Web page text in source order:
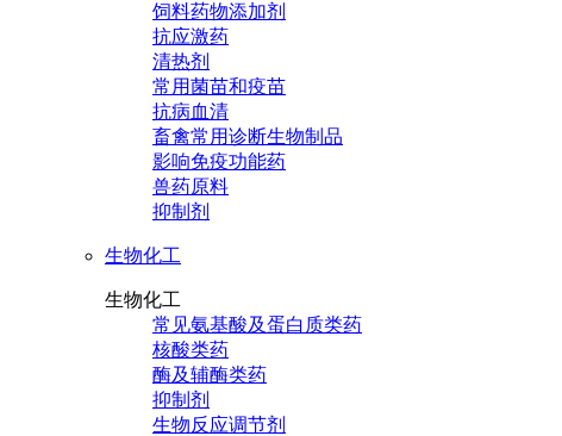
饲料药物添加剂
抗应激药
清热剂
常用菌苗和疫苗
抗病血清
畜禽常用诊断生物制品
影响免疫功能药
兽药原料
抑制剂
生物化工
生物化工
常见氨基酸及蛋白质类药
核酸类药
酶及辅酶类药
抑制剂
生物反应调节剂